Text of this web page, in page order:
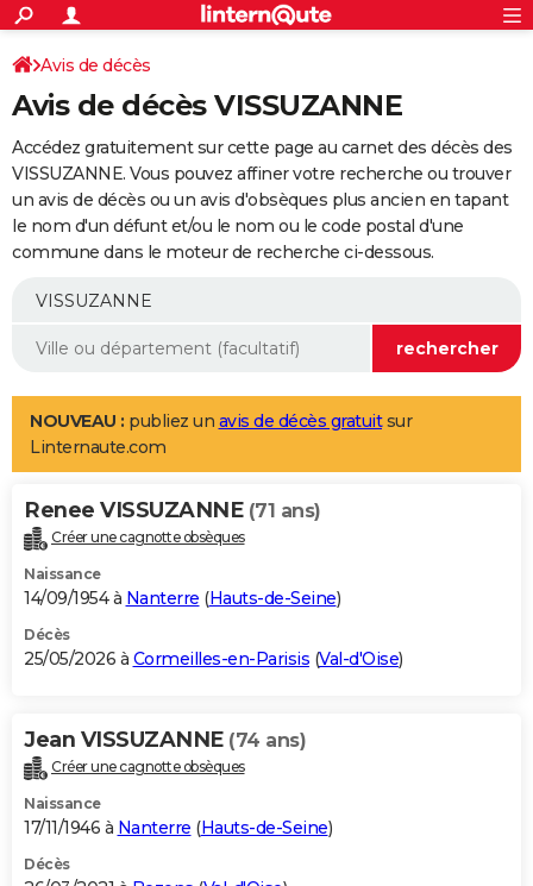
ACTUALITÉS
Politique
Société
Faits Divers
Education
Monde
Villes
+
SPORT
Coupe du monde 2026
Football
Tennis
Cyclisme
Rugby
Forum
Programme TV
TNT
Streaming
Cinéma
Sorties cinéma
Musique
+
FINANCE
Impôts
Immobilier
Risques naturels par ville
Banque
Assurance
Crédit
AUTO
Essais
Réserver un essai
Citadines
Berlines
SUV
Forum auto
+
Mobiles
Meilleur smartphone
Internet
Ordinateurs
Jeux vidéo
Guide high-tech
Aménagement intérieur
LIFESTYLE
Art de vivre
Bien-être
Loisirs
Mode
Modes de vie
Alimentation
Guide de la santé
Maladies
Médicaments
Sommeil
VOYAGE
Destinations
City break
Voyage nature
Voyage de noces
Forum
Climat
+PHOTO
GUIDES D'ACHAT
BONS PLANS
Carte de Noël
Carte Bonne année
Carte Saint-Valentin
Carte Pâques
Carte d'anniversaire
DICTIONNAIRE
Dictionnaire
Biographies
Citations
Expressions
Proverbes
PROGRAMME TV
Avis de décès
Avis de décès VISSUZANNE
Accédez gratuitement sur cette page au carnet des décès des
VISSUZANNE. Vous pouvez affiner votre recherche ou trouver
un avis de décès ou un avis d'obsèques plus ancien en tapant
le nom d'un défunt et/ou le nom ou le code postal d'une
commune dans le moteur de recherche ci-dessous.
NOUVEAU : publiez un avis de décès gratuitsur
Linternaute.com
Renee VISSUZANNE (71 ans)
Créer une cagnotte obsèques
Naissance
14/09/1954 à Nanterre (Hauts-de-Seine)
Décès
25/05/2026 à Cormeilles-en-Parisis (Val-d'Oise)
Jean VISSUZANNE (74 ans)
Créer une cagnotte obsèques
Naissance
17/11/1946 à Nanterre (Hauts-de-Seine)
Décès